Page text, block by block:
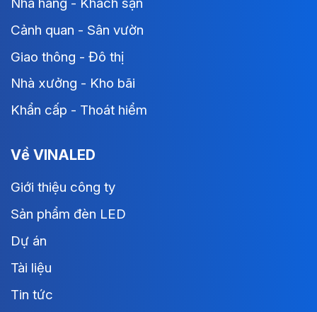
Cảnh quan - Sân vườn
Giao thông - Đô thị
Nhà xưởng - Kho bãi
Khẩn cấp - Thoát hiểm
Về VINALED
Giới thiệu công ty
Sản phẩm đèn LED
Dự án
Tài liệu
Tin tức